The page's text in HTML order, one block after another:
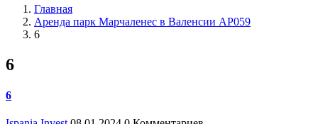
Главная
Аренда парк Марчаленес в Валенсии AP059
6
6
6